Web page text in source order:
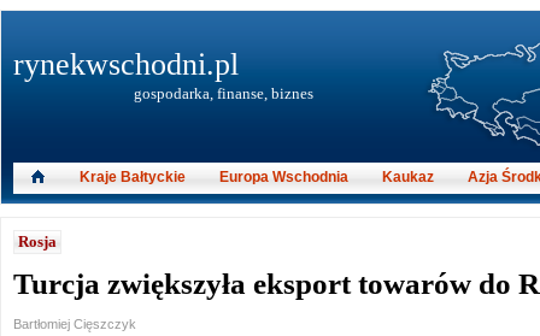
Rosja
Turcja zwiększyła eksport towarów do
Bartłomiej Cięszczyk
rynekwschodni.pl
gospodarka, finanse, biznes
Kraje Bałtyckie Europa Wschodnia Kaukaz Azja